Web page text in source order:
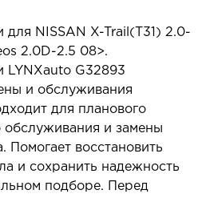
для NISSAN X-Trail(T31) 2.0-
2.0D-2.5 08>.
LYNXauto G32893
и обслуживания
для планового
обслуживания и замены
Помогает восстановить
и сохранить надежность
подборе. Перед